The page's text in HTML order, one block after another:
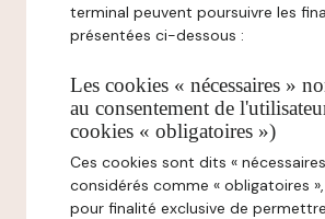
terminal peuvent poursuivre les
présentées ci-dessous :
Les cookies « nécessaires »
au consentement de
cookies « obligatoires »)
Ces cookies sont dits «
considérés comme « obligatoires
pour finalité exclusive de